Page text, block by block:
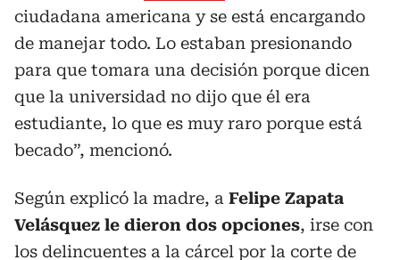
ciudadana americana y se está encargando
de manejar todo. Lo estaban presionando
para que tomara una decisión porque dicen
que la universidad no dijo que él era
estudiante, lo que es muy raro porque está
becado”, mencionó.
Según explicó la madre, a Felipe Zapata
Velásquez le dieron dos opciones, irse con
los delincuentes a la cárcel por la corte de